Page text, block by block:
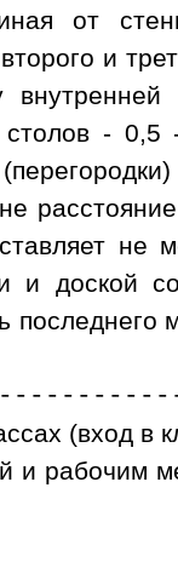
от
и
столов -
не
и доской
последнего
(вход в
и рабочим